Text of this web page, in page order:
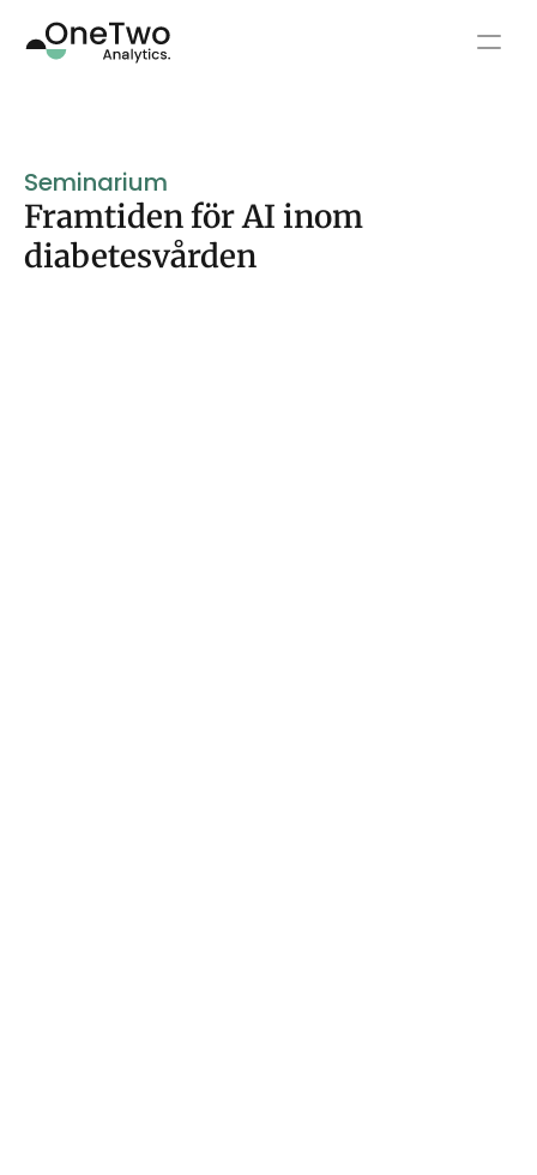
Seminarium
Framtiden för AI inom
diabetesvården
Personer med diabetes
Partners